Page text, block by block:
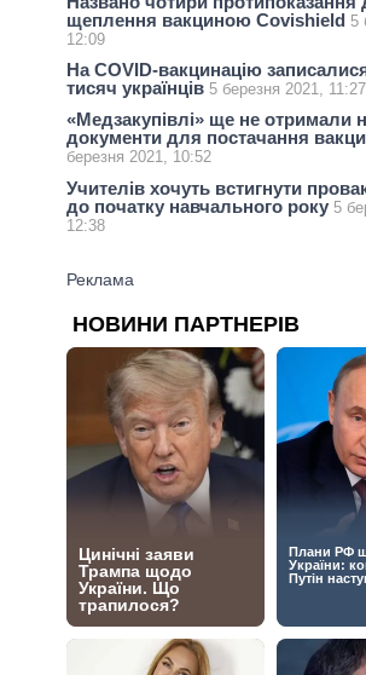
щеплення вакциною Covishield 5
12:09
На COVID-вакцинацію
тисяч українців 5 березня 2021, 11:27
«Медзакупівлі» ще не отримали
документи для постачання
березня 2021, 10:52
Учителів хочуть встигнути
до початку навчального року 5
12:38